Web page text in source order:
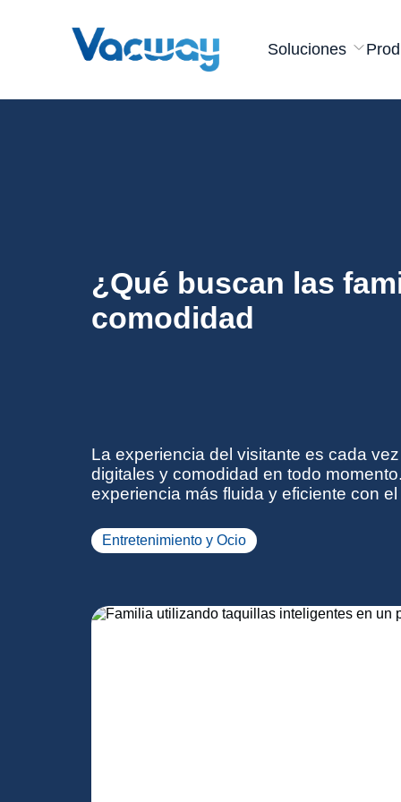
Soluciones
¿Qué buscan las
comodidad
La experiencia del visitante es cada
digitales y comodidad en todo
experiencia más fluida y eficiente con
Entretenimiento y Ocio